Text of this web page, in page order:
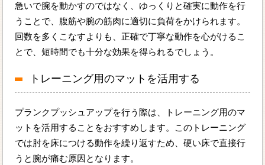
急いで腕を動かすのではなく、ゆっくりと確実に動作を行
うことで、腹筋や腕の筋肉に適切に負荷をかけられます。
回数を多くこなすよりも、正確で丁寧な動作を心がけるこ
とで、短時間でも十分な効果を得られるでしょう。
トレーニング用のマットを活用する
プランクプッシュアップを行う際は、トレーニング用のマ
ットを活用することをおすすめします。このトレーニング
では肘を床につける動作を繰り返すため、硬い床で直接行
うと腕が痛む原因となります。